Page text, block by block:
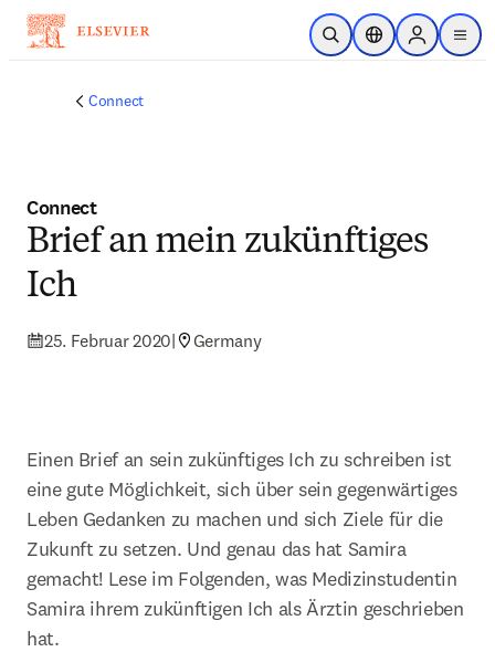
Zum Hauptinhalt wechseln
Suche öffnenStandortauswahl
Sign in to
menu
Connect
Connect
Brief an mein zukünftiges
Ich
25. Februar 2020| Germany
Einen Brief an sein zukünftiges Ich zu schreiben ist
eine gute Möglichkeit, sich über sein gegenwärtiges
Leben Gedanken zu machen und sich Ziele für die
Zukunft zu setzen. Und genau das hat Samira
gemacht! Lese im Folgenden, was Medizinstudentin
Samira ihrem zukünftigen Ich als Ärztin geschrieben
hat.